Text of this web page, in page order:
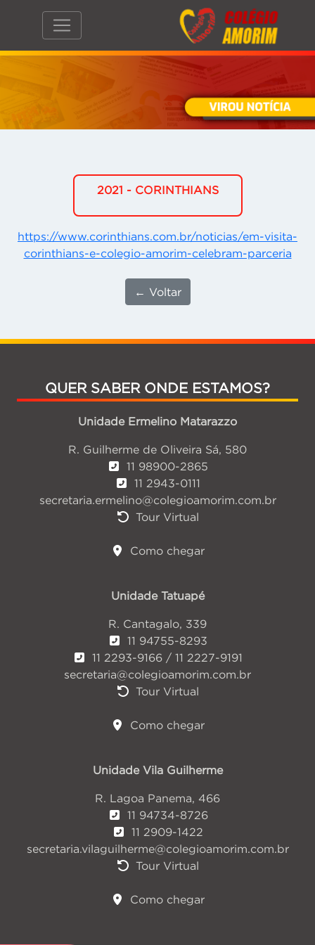
2021 - CORINTHIANS
https://www.corinthians.com.br/noticias/em-visita-
corinthians-e-colegio-amorim-celebram-parceria
← Voltar
QUER SABER ONDE ESTAMOS?
Unidade Ermelino Matarazzo
R. Guilherme de Oliveira Sá, 580
11 98900-2865
11 2943-0111
secretaria.ermelino@colegioamorim.com.br
Tour Virtual
Como chegar
Unidade Tatuapé
R. Cantagalo, 339
11 94755-8293
11 2293-9166 / 11 2227-9191
secretaria@colegioamorim.com.br
Tour Virtual
Como chegar
Unidade Vila Guilherme
R. Lagoa Panema, 466
11 94734-8726
11 2909-1422
secretaria.vilaguilherme@colegioamorim.com.br
Tour Virtual
Como chegar